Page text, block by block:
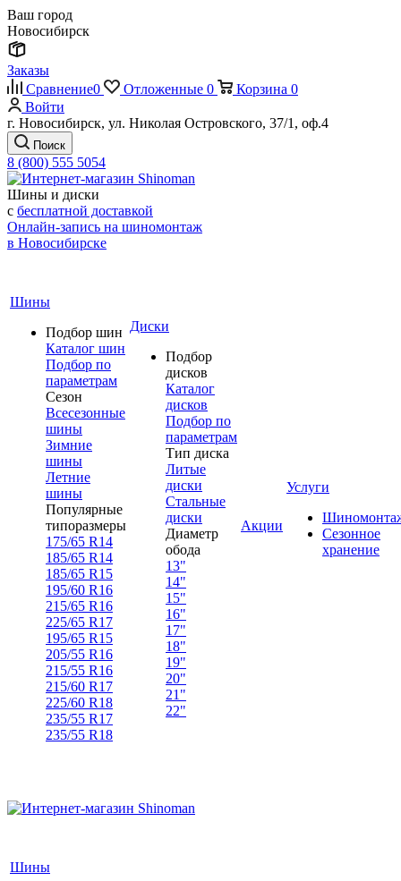
Ваш город
Новосибирск
Заказы
Сравнение0 Отложенные 0 Корзина 0
Войти
г. Новосибирск, ул. Николая Островского, 37/1, оф.4
Поиск
8 (800) 555 5054
Шины и диски
с бесплатной доставкой
Онлайн-запись на шиномонтаж
в Новосибирске
Шины
Подбор шин
Каталог шин
Подбор по
параметрам
Сезон
Всесезонные
шины
Зимние
шины
Летние
шины
Популярные
типоразмеры
175/65 R14
185/65 R14
185/65 R15
195/60 R16
215/65 R16
225/65 R17
195/65 R15
205/55 R16
215/55 R16
215/60 R17
225/60 R18
235/55 R17
235/55 R18
Диски
Подбор
дисков
Каталог
дисков
Подбор по
параметрам
Тип диска
Литые
диски
Стальные
диски
Диаметр
обода
13"
14"
15"
16"
17"
18"
19"
20"
21"
22"
Акции
Услуги
Сезонное
хранение
Шины